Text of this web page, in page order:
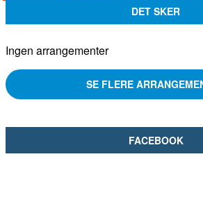
DET SKER
Ingen arrangementer
SE FLERE
FACEBOOK